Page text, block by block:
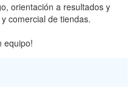
orientación a resultados y
comercial de tiendas.
equipo!